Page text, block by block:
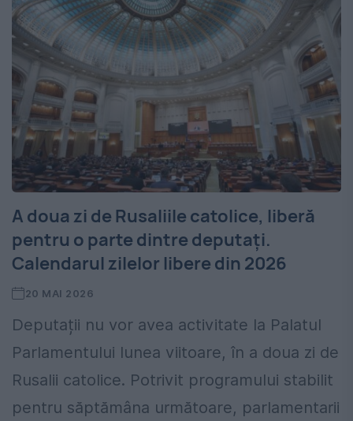
A doua zi de Rusaliile catolice, liberă
pentru o parte dintre deputați.
Calendarul zilelor libere din 2026
20 MAI 2026
Deputații nu vor avea activitate la Palatul
Parlamentului lunea viitoare, în a doua zi de
Rusalii catolice. Potrivit programului stabilit
pentru săptămâna următoare, parlamentarii